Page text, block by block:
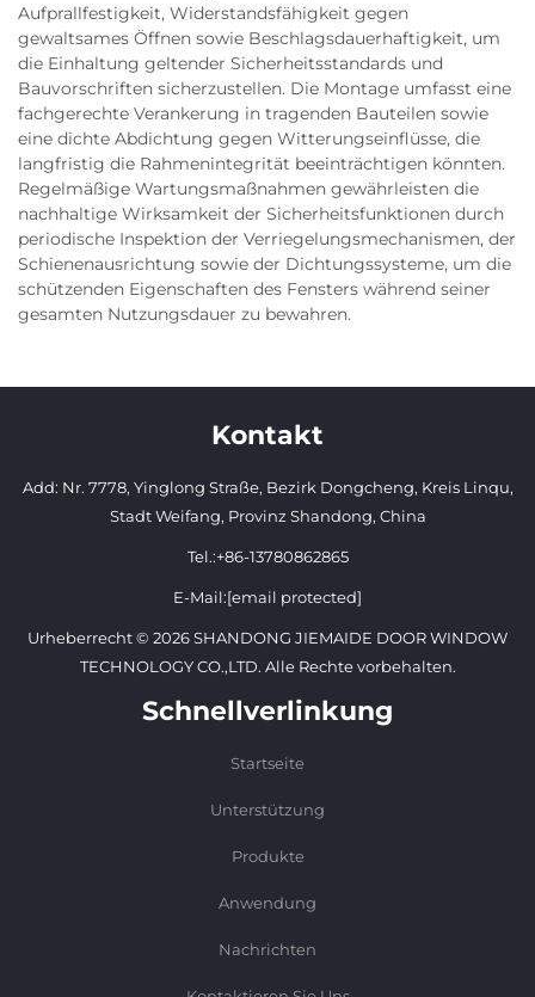
Aufprallfestigkeit, Widerstandsfähigkeit gegen
gewaltsames Öffnen sowie Beschlagsdauerhaftigkeit, um
die Einhaltung geltender Sicherheitsstandards und
Bauvorschriften sicherzustellen. Die Montage umfasst eine
fachgerechte Verankerung in tragenden Bauteilen sowie
eine dichte Abdichtung gegen Witterungseinflüsse, die
langfristig die Rahmenintegrität beeinträchtigen könnten.
Regelmäßige Wartungsmaßnahmen gewährleisten die
nachhaltige Wirksamkeit der Sicherheitsfunktionen durch
periodische Inspektion der Verriegelungsmechanismen, der
Schienenausrichtung sowie der Dichtungssysteme, um die
schützenden Eigenschaften des Fensters während seiner
gesamten Nutzungsdauer zu bewahren.
Kontakt
Add: Nr. 7778, Yinglong Straße, Bezirk Dongcheng, Kreis Linqu,
Stadt Weifang, Provinz Shandong, China
Tel.:+86-13780862865
E-Mail:[email protected]
Urheberrecht © 2026 SHANDONG JIEMAIDE DOOR WINDOW
TECHNOLOGY CO.,LTD. Alle Rechte vorbehalten.
Schnellverlinkung
Startseite
Unterstützung
Produkte
Anwendung
Nachrichten